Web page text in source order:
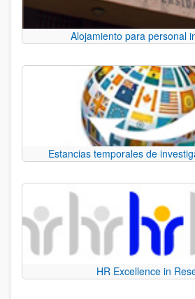
Alojamiento para personal
Estancias temporales de
HR Excellence in